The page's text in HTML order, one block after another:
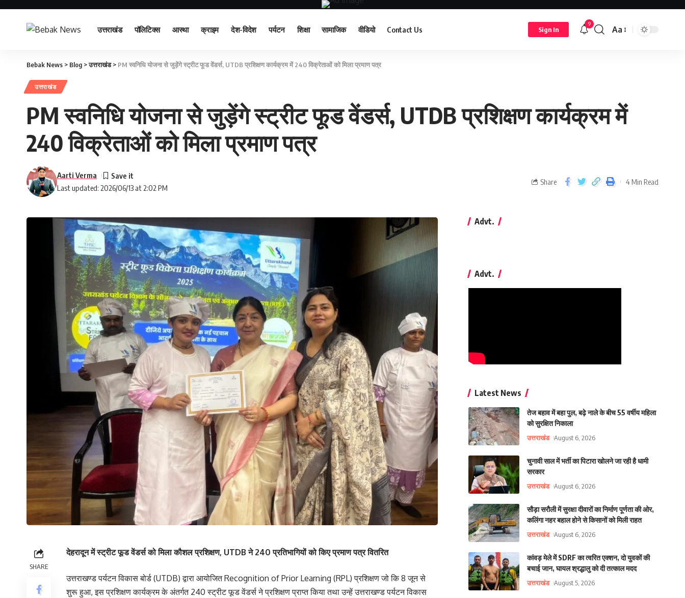
उत्तराखंड पॉलिटिक्स आस्था क्राइम देश-विदेश पर्यटन शिक्षा सामाजिक वीडियो Contact Us Sign In
9
Aa
Bebak News > Blog >उत्तराखंड> PM स्वनिधि योजना से जुड़ेंगे स्ट्रीट फूड वेंडर्स, UTDB प्रशिक्षण कार्यक्रम में 240 विक्रेताओं को मिला प्रमाण पत्र
उत्तराखंड
PM स्वनिधि योजना से जुड़ेंगे स्ट्रीट फूड वेंडर्स, UTDB प्रशिक्षण कार्यक्रम में
240 विक्रेताओं को मिला प्रमाण पत्र
Last updated: 2026/06/13 at 2:02 PM
Aarti Verma
Share 4 Min Read
SHARE
देहरादून में स्ट्रीट फूड वेंडर्स को मिला कौशल प्रशिक्षण, UTDB ने 240 प्रतिभागियों को किए प्रमाण पत्र वितरित
उत्तराखण्ड पर्यटन विकास बोर्ड (UTDB) द्वारा आयोजित Recognition of Prior Learning (RPL) प्रशिक्षण जो कि 8 जून से
शुरू हुआ, इस प्रशिक्षण कार्यक्रम के अंतर्गत 240 स्ट्रीट फूड वेंडर्स ने प्रशिक्षण प्राप्त किया तथा उन्हें उत्तराखण्ड पर्यटन विकास
Advt.
Advt.
Latest News
तेज बहाव में बहा पुल, बढ़े नाले के बीच 55 वर्षीय महिला
को सुरक्षित निकाला
उत्तराखंड August 6, 2026
चुनावी साल में भर्ती का पिटारा खोलने जा रही है धामी
सरकार
उत्तराखंड August 6, 2026
सौड़ा सरौली में सुरक्षा दीवारों का निर्माण पूर्णता की ओर,
कलिंगा नहर बहाल होने से किसानों को मिली राहत
उत्तराखंड August 6, 2026
कांवड़ मेले में SDRF का त्वरित एक्शन, दो युवकों की
बचाई जान, घायल श्रद्धालु को दी तत्काल मदद
उत्तराखंड August 5, 2026